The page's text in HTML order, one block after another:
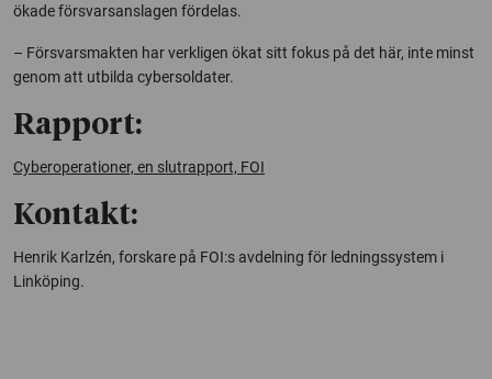
ökade försvarsanslagen fördelas.
– Försvarsmakten har verkligen ökat sitt fokus på det här, inte minst
genom att utbilda cybersoldater.
Rapport:
Cyberoperationer, en slutrapport, FOI
Kontakt:
Henrik Karlzén, forskare på FOI:s avdelning för ledningssystem i
Linköping.